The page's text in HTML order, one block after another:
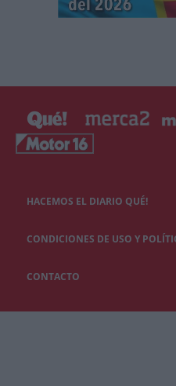
HACEMOS EL DIARIO QUÉ!
CONDICIONES DE USO Y
CONTACTO